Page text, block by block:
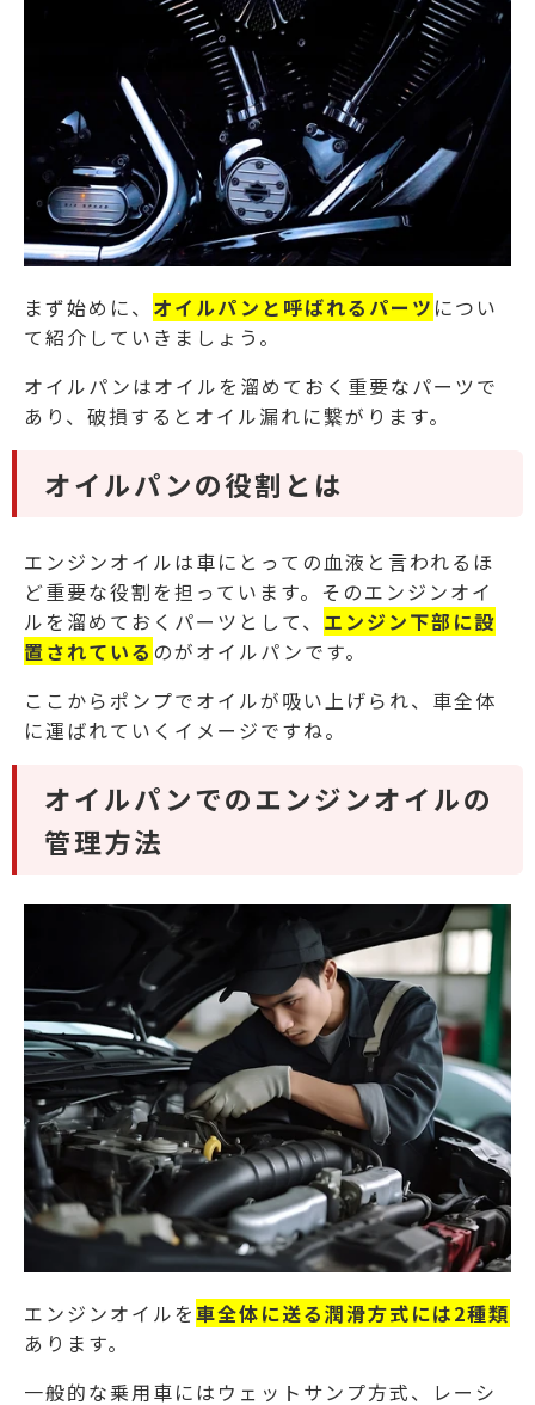
まず始めに、 オイルパンと呼ばれるパーツ につい
て紹介していきましょう。
オイルパンはオイルを溜めておく重要なパーツで
あり、破損するとオイル漏れに繋がります。
オイルパンの役割とは
エンジンオイルは車にとっての血液と言われるほ
ど重要な役割を担っています。 そのエンジンオイ
ルを溜めておくパーツとして、 エンジン下部に設
置されている のがオイルパンです。
ここからポンプでオイルが吸い上げられ、車全体
に運ばれていくイメージですね。
オイルパンでのエンジンオイルの
管理方法
エンジンオイルを車全体に送る潤滑方式には2種類
あります。
一般的な乗用車にはウェットサンプ方式、レーシ